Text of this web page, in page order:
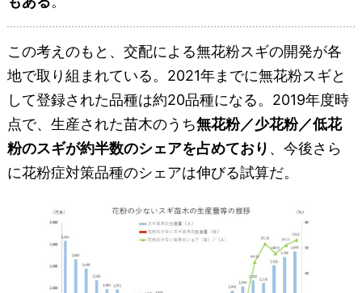
この考えのもと、交配による無花粉スギの開発が各
地で取り組まれている。2021年までに無花粉スギと
して登録された品種は約20品種になる。2019年度時
点で、生産された苗木のうち無花粉／少花粉／低花
粉のスギが約半数のシェアを占めており 、今後さら
に花粉症対策品種のシェアは伸びる試算だ。